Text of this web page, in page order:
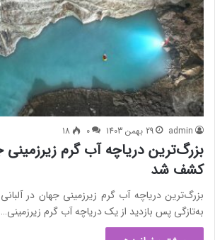
admin 29 بهمن 1403 0
18
بزرگ‌ترین دریاچه آب گرم زیرزمینی
کشف شد
بزرگ‌ترین دریاچه آب گرم زیرزمینی جهان در
به‌تازگی پس بازدید از یک دریاچه آب گرم زیرزمینی…